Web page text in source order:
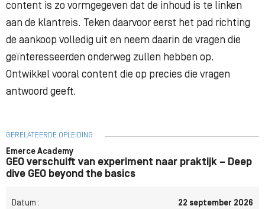
content is zo vormgegeven dat de inhoud is te linken
aan de klantreis. Teken daarvoor eerst het pad richting
de aankoop volledig uit en neem daarin de vragen die
geïnteresseerden onderweg zullen hebben op.
Ontwikkel vooral content die op precies die vragen
antwoord geeft.
GERELATEERDE OPLEIDING
Emerce Academy
GEO verschuift van experiment naar praktijk – Deep
dive GEO beyond the basics
Datum : 22 september 2026